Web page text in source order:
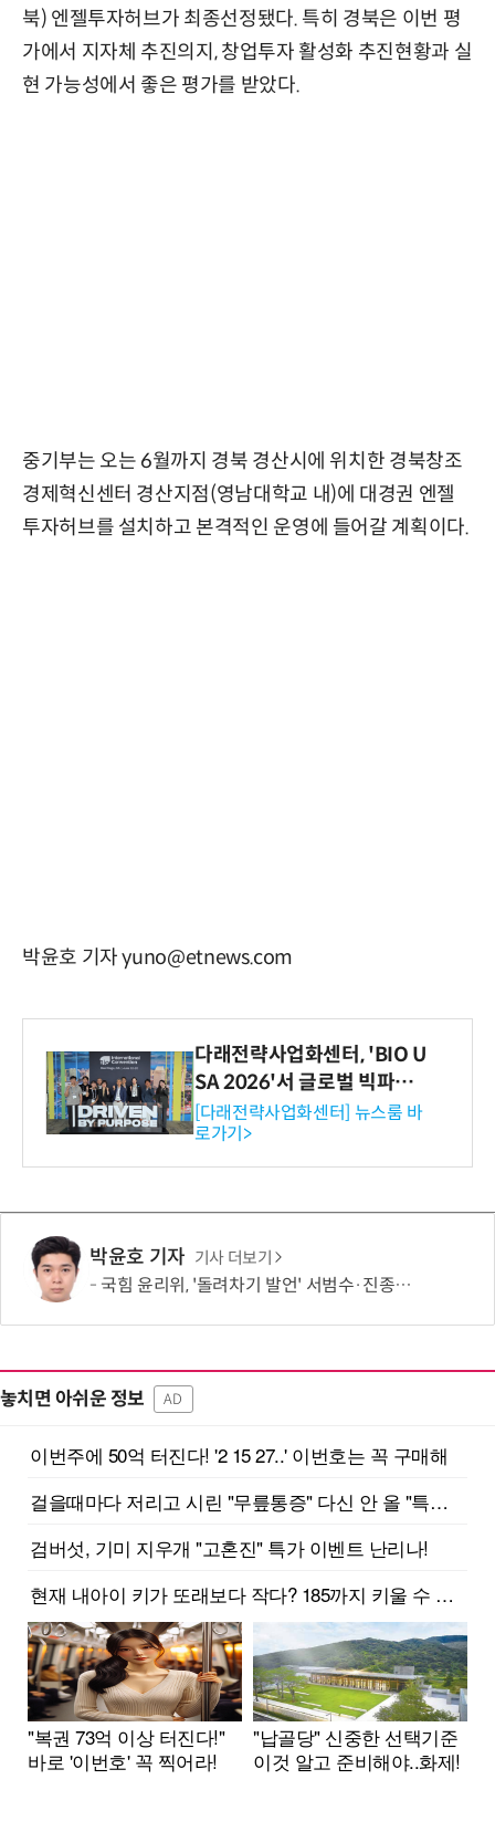
북) 엔젤투자허브가 최종선정됐다. 특히 경북은 이번 평
가에서 지자체 추진의지, 창업투자 활성화 추진현황과 실
현 가능성에서 좋은 평가를 받았다.
중기부는 오는 6월까지 경북 경산시에 위치한 경북창조
경제혁신센터 경산지점(영남대학교 내)에 대경권 엔젤
투자허브를 설치하고 본격적인 운영에 들어갈 계획이다.
박윤호 기자 yuno@etnews.com
다래전략사업화센터, 'BIO U
SA 2026'서 글로벌 빅파마
와의 비즈니스 미팅 지원…K
-바이오 해외 진출 교두보 확
보
[다래전략사업화센터] 뉴스룸 바
로가기>
박윤호 기자 기사 더보기
국힘 윤리위, '돌려차기 발언' 서범수·진종오 징계 절차 개시
놓치면 아쉬운 정보 AD